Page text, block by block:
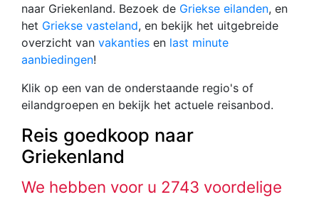
naar Griekenland. Bezoek de Griekse eilanden, en
het Griekse vasteland, en bekijk het uitgebreide
overzicht van vakanties en last minute
aanbiedingen!
Klik op een van de onderstaande regio's of
eilandgroepen en bekijk het actuele reisanbod.
Reis goedkoop naar
Griekenland
We hebben voor u 2743 voordelige